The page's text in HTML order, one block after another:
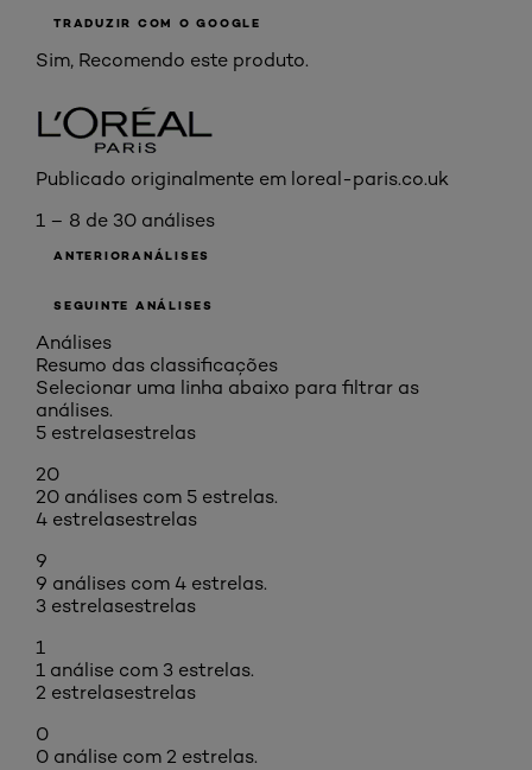
TRADUZIR COM O GOOGLE
Sim, Recomendo este produto.
Publicado originalmente em loreal-paris.co.uk
1 – 8 de 30 análises
ANTERIORANÁLISES
SEGUINTE ANÁLISES
Análises
Resumo das classificações
Selecionar uma linha abaixo para filtrar as
análises.
5 estrelasestrelas
20
20 análises com 5 estrelas.
4 estrelasestrelas
9
9 análises com 4 estrelas.
3 estrelasestrelas
1
1 análise com 3 estrelas.
2 estrelasestrelas
0
0 análise com 2 estrelas.